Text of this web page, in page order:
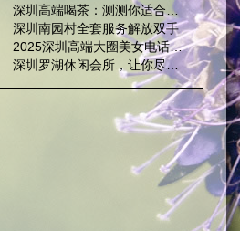
深圳高端喝茶：测测你适合哪种场子？_16
深圳南园村全套服务解放双手
2025深圳高端大圈美女电话报告：TOP3推荐
深圳罗湖休闲会所，让你尽情放松身心